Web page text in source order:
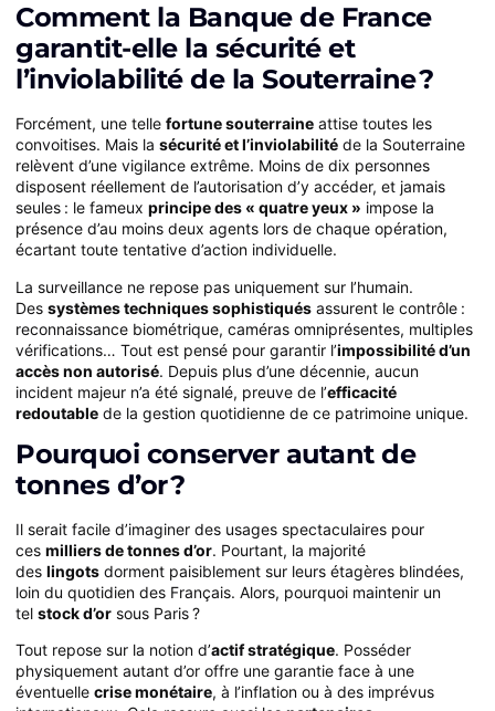
Comment la Banque de France
garantit-elle la sécurité et
l’inviolabilité de la Souterraine ?
Forcément, une telle fortune souterraine attise toutes les
convoitises. Mais la sécurité et l’inviolabilité de la Souterraine
relèvent d’une vigilance extrême. Moins de dix personnes
disposent réellement de l’autorisation d’y accéder, et jamais
seules : le fameux principe des « quatre yeux » impose la
présence d’au moins deux agents lors de chaque opération,
écartant toute tentative d’action individuelle.
La surveillance ne repose pas uniquement sur l’humain.
Des systèmes techniques sophistiqués assurent le contrôle :
reconnaissance biométrique, caméras omniprésentes, multiples
vérifications… Tout est pensé pour garantir l’impossibilité d’un
accès non autorisé. Depuis plus d’une décennie, aucun
incident majeur n’a été signalé, preuve de l’efficacité
redoutable de la gestion quotidienne de ce patrimoine unique.
Pourquoi conserver autant de
tonnes d’or ?
Il serait facile d’imaginer des usages spectaculaires pour
ces milliers de tonnes d’or. Pourtant, la majorité
des lingots dorment paisiblement sur leurs étagères blindées,
loin du quotidien des Français. Alors, pourquoi maintenir un
tel stock d’or sous Paris ?
Tout repose sur la notion d’actif stratégique. Posséder
physiquement autant d’or offre une garantie face à une
éventuelle crise monétaire, à l’inflation ou à des imprévus